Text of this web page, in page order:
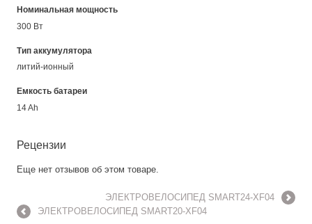
Номинальная мощность
300 Вт
Тип аккумулятора
литий-ионный
Емкость батареи
14 Ah
Рецензии
Еще нет отзывов об этом товаре.
ЭЛЕКТРОВЕЛОСИПЕД SMART24-XF04
ЭЛЕКТРОВЕЛОСИПЕД SMART20-XF04